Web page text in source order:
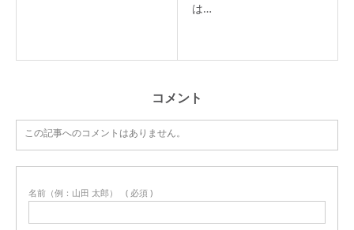
は…
コメント
この記事へのコメントはありません。
名前（例：山田 太郎） ( 必須 )